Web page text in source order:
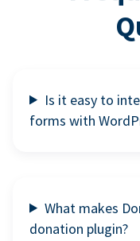
Is it easy to
forms with
What makes
donation plugin?